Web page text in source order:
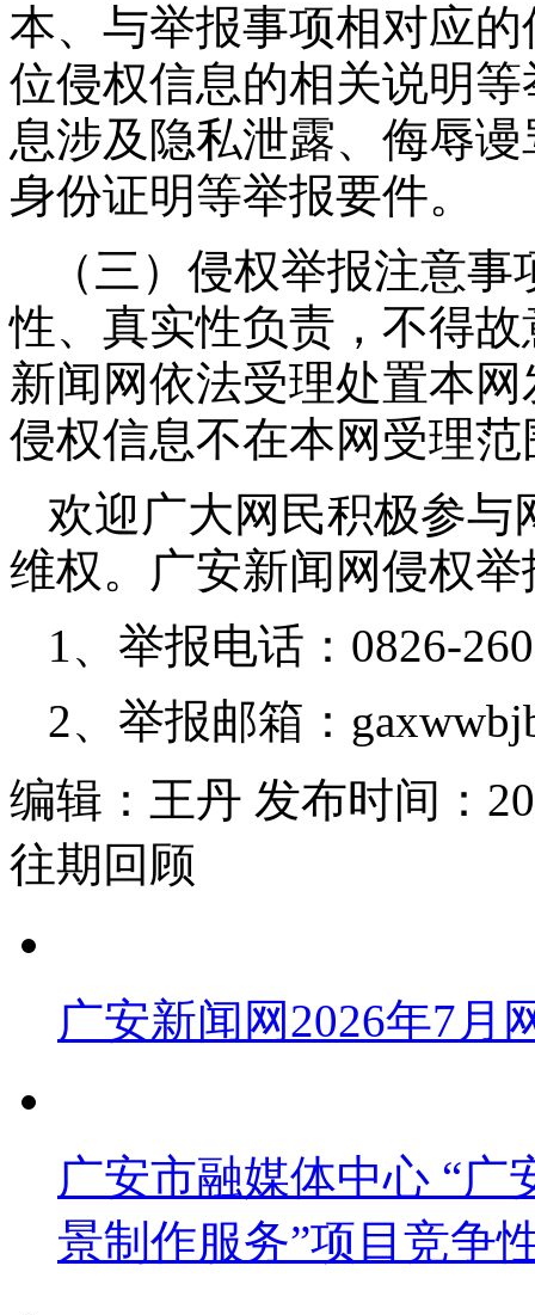
本、与举报事项相对应
位侵权信息的相关说明
息涉及隐私泄露、侮辱
身份证明等举报要件。
（三）侵权举报注意
性、真实性负责，不得
新闻网依法受理处置本
侵权信息不在本网受理范
欢迎广大网民积极参与
维权。广安新闻网侵权
1、举报电话：0826-
2、举报邮箱：
编辑：王丹 发布时间：
往期回顾
广安新闻网2026年7月
广安市融媒体中心 “广
景制作服务”项目竞争